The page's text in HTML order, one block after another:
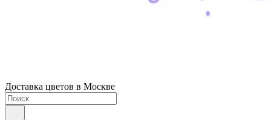
Доставка цветов в Москве